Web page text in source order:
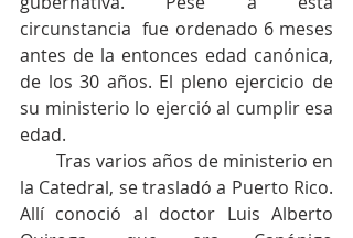
circunstancia  fue ordenado 6 meses
antes de la entonces edad canónica,
de los 30 años. El pleno ejercicio de
su ministerio lo ejerció al cumplir esa
edad.
        Tras varios años de ministerio en
la Catedral, se trasladó a Puerto Rico.
Allí conoció al doctor Luis Alberto